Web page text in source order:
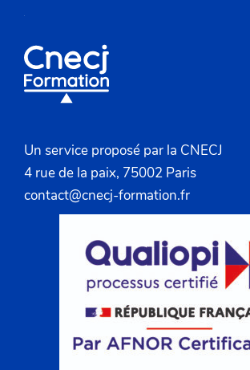
Un service proposé par la CNECJ
4 rue de la paix, 75002 Paris
contact@cnecj-formation.fr